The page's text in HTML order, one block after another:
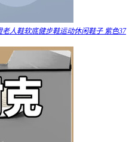
人鞋软底健步鞋运动休闲鞋子 紫色37